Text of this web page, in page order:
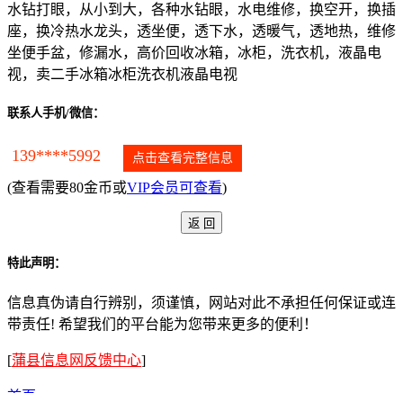
水钻打眼，从小到大，各种水钻眼，水电维修，换空开，换插
座，换冷热水龙头，透坐便，透下水，透暖气，透地热，维修
坐便手盆，修漏水，高价回收冰箱，冰柜，洗衣机，液晶电
视，卖二手冰箱冰柜洗衣机液晶电视
联系人手机/微信：
139****5992 点击查看完整信息
(查看需要80金币或VIP会员可查看)
特此声明：
信息真伪请自行辨别，须谨慎，网站对此不承担任何保证或连
带责任! 希望我们的平台能为您带来更多的便利！
[蒲县信息网反馈中心]